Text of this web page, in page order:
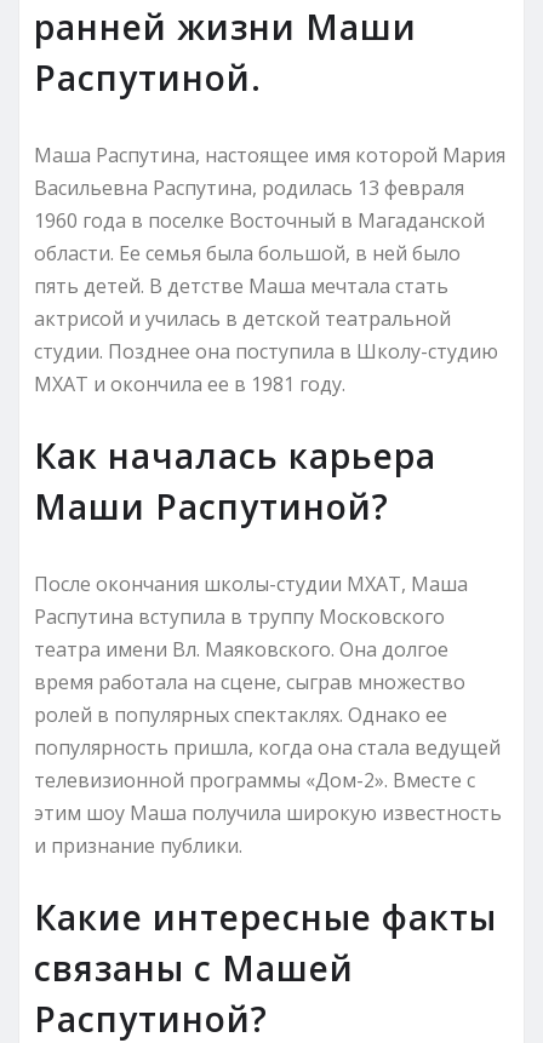
ранней жизни Маши
Распутиной.
Маша Распутина, настоящее имя которой Мария
Васильевна Распутина, родилась 13 февраля
1960 года в поселке Восточный в Магаданской
области. Ее семья была большой, в ней было
пять детей. В детстве Маша мечтала стать
актрисой и училась в детской театральной
студии. Позднее она поступила в Школу-студию
МХАТ и окончила ее в 1981 году.
Как началась карьера
Маши Распутиной?
После окончания школы-студии МХАТ, Маша
Распутина вступила в труппу Московского
театра имени Вл. Маяковского. Она долгое
время работала на сцене, сыграв множество
ролей в популярных спектаклях. Однако ее
популярность пришла, когда она стала ведущей
телевизионной программы «Дом-2». Вместе с
этим шоу Маша получила широкую известность
и признание публики.
Какие интересные факты
связаны с Машей
Распутиной?